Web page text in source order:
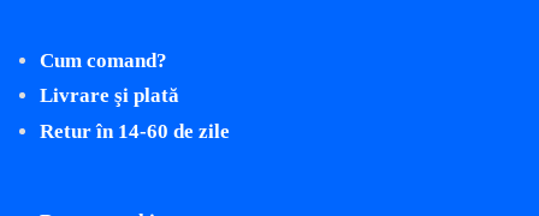
Cum comand?
Livrare şi plată
Retur în 14-60 de zile